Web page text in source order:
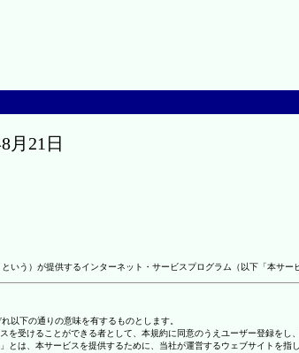
月21日
いう）が提供するインターネット・サービスプログラム（以下「本サ
以下の通りの意味を有するものとします。
を受けることができる者として、本規約に同意のうえユーザー登録をし
とは、本サービスを提供するために、当社が運営するウェブサイトを指し